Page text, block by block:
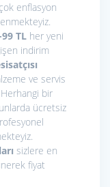
enflasyon
TL her yeni
indirim
ve servis
bir
ücretsiz
sizlere en
fiyat